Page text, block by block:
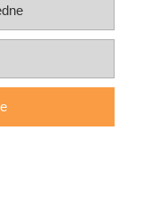
Głogów | woj.
|